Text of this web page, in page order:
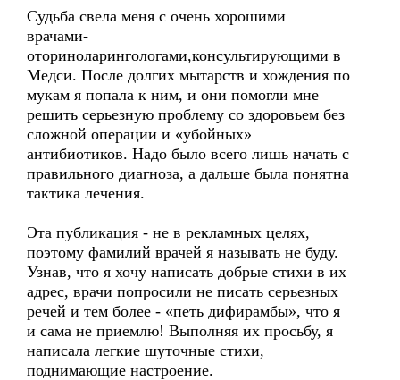
Судьба свела меня с очень хорошими
врачами-
оториноларингологами,консультирующими в
Медси. После долгих мытарств и хождения по
мукам я попала к ним, и они помогли мне
решить серьезную проблему со здоровьем без
сложной операции и «убойных»
антибиотиков. Надо было всего лишь начать с
правильного диагноза, а дальше была понятна
тактика лечения.
Эта публикация - не в рекламных целях,
поэтому фамилий врачей я называть не буду.
Узнав, что я хочу написать добрые стихи в их
адрес, врачи попросили не писать серьезных
речей и тем более - «петь дифирамбы», что я
и сама не приемлю! Выполняя их просьбу, я
написала легкие шуточные стихи,
поднимающие настроение.